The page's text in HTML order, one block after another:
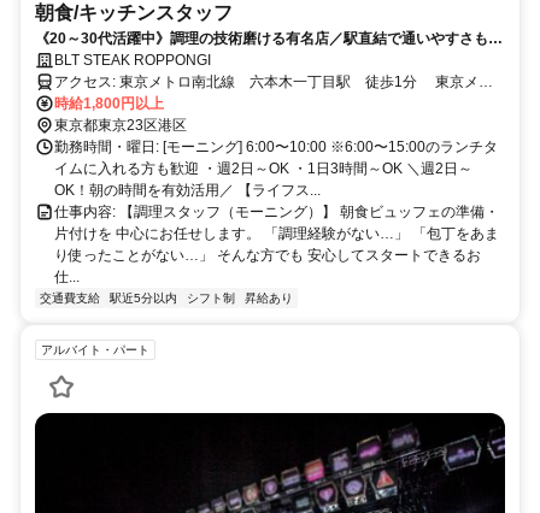
朝食/キッチンスタッフ
《20～30代活躍中》調理の技術磨ける有名店／駅直結で通いやすさも抜
群 BLT STEAK ROPPONGI
アクセス: 東京メトロ南北線 六本木一丁目駅 徒歩1分 東京メト
ロ銀座線 溜池山王駅 徒歩8分
時給1,800円以上
東京都東京23区港区
勤務時間・曜日: [モーニング] 6:00〜10:00 ※6:00〜15:00のランチタ
イムに入れる方も歓迎 ・週2日～OK ・1日3時間～OK ＼週2日～
OK！朝の時間を有効活用／ 【ライフス...
仕事内容: 【調理スタッフ（モーニング）】 朝食ビュッフェの準備・
片付けを 中心にお任せします。 「調理経験がない…」 「包丁をあま
り使ったことがない…」 そんな方でも 安心してスタートできるお
仕...
交通費支給 駅近5分以内 シフト制 昇給あり
アルバイト・パート